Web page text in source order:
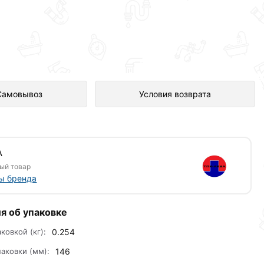
Условия возврата
в интернет-магазине
товар
бренда
об упаковке
(кг): 0.254
(мм): 146